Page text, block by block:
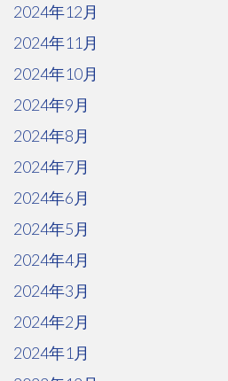
2024年12月
2024年11月
2024年10月
2024年9月
2024年8月
2024年7月
2024年6月
2024年5月
2024年4月
2024年3月
2024年2月
2024年1月